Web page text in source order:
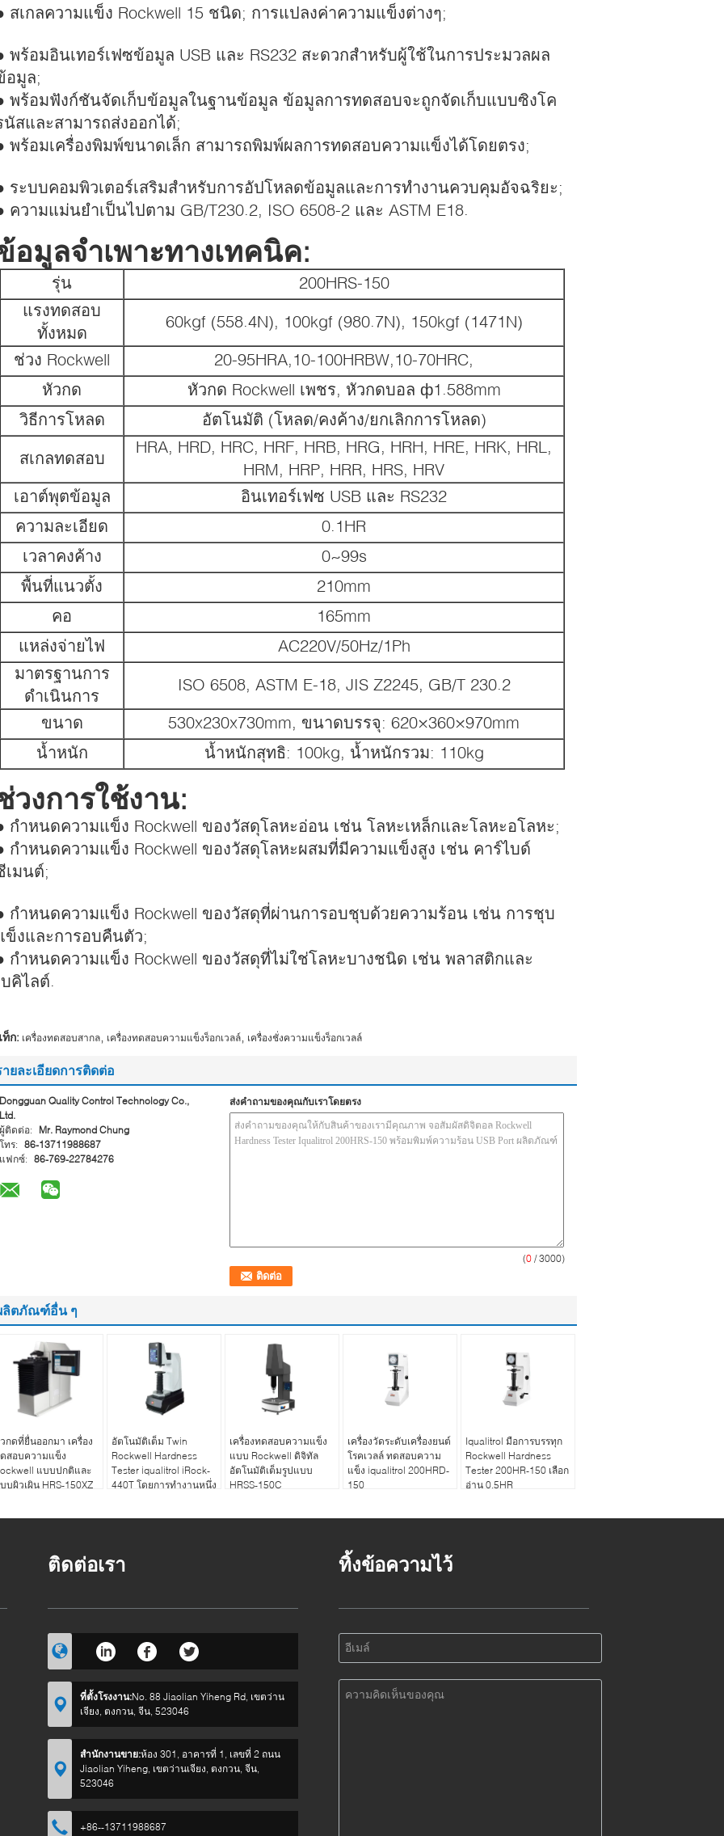
สเกลความแข็ง Rockwell 15 ชนิด; การแปลงค่าความแข็งต่างๆ;
พร้อมอินเทอร์เฟซข้อมูล USB และ RS232 สะดวกสำหรับผู้ใช้ในการประมวลผล
อมูล;
พร้อมฟังก์ชันจัดเก็บข้อมูลในฐานข้อมูล ข้อมูลการทดสอบจะถูกจัดเก็บแบบซิงโค
นัสและสามารถส่งออกได้;
พร้อมเครื่องพิมพ์ขนาดเล็ก สามารถพิมพ์ผลการทดสอบความแข็งได้โดยตรง;
ระบบคอมพิวเตอร์เสริมสำหรับการอัปโหลดข้อมูลและการทำงานควบคุมอัจฉริยะ;
ความแม่นยำเป็นไปตาม GB/T230.2, ISO 6508-2 และ ASTM E18.
อมูลจำเพาะทางเทคนิค:
รุ่น
200HRS-150
แรงทดสอบ
ทั้งหมด
60kgf (558.4N), 100kgf (980.7N), 150kgf (1471N)
ช่วง Rockwell
20-95HRA,10-100HRBW,10-70HRC,
หัวกด
หัวกด Rockwell เพชร, หัวกดบอล ф1.588mm
วิธีการโหลด
อัตโนมัติ (โหลด/คงค้าง/ยกเลิกการโหลด)
สเกลทดสอบ
HRA, HRD, HRC, HRF, HRB, HRG, HRH, HRE, HRK, HRL,
HRM, HRP, HRR, HRS, HRV
เอาต์พุตข้อมูล
อินเทอร์เฟซ USB และ RS232
ความละเอียด
0.1HR
เวลาคงค้าง
0~99s
พื้นที่แนวตั้ง
210mm
คอ
165mm
แหล่งจ่ายไฟ
AC220V/50Hz/1Ph
มาตรฐานการ
ดำเนินการ
ISO 6508, ASTM E-18, JIS Z2245, GB/T 230.2
ขนาด
530x230x730mm, ขนาดบรรจุ: 620×360×970mm
น้ำหนัก
น้ำหนักสุทธิ: 100kg, น้ำหนักรวม: 110kg
วงการใช้งาน:
กำหนดความแข็ง Rockwell ของวัสดุโลหะอ่อน เช่น โลหะเหล็กและโลหะอโลหะ;
กำหนดความแข็ง Rockwell ของวัสดุโลหะผสมที่มีความแข็งสูง เช่น คาร์ไบด์
เมนต์;
กำหนดความแข็ง Rockwell ของวัสดุที่ผ่านการอบชุบด้วยความร้อน เช่น การชุบ
ข็งและการอบคืนตัว;
กำหนดความแข็ง Rockwell ของวัสดุที่ไม่ใช่โลหะบางชนิด เช่น พลาสติกและ
บคิไลต์.
ก: เครื่องทดสอบสากล เครื่องทดสอบความแข็งร็อกเวลล์ เครื่องชั่งความแข็งร็อกเวลล์
ายละเอียดการติดต่อ
Dongguan Quality Control Technology Co.,
Ltd.
ผู้ติดต่อ:
Mr. Raymond Chung
โทร: 86-13711988687
แฟกซ์: 86-769-22784276
ส่งคำถามของคุณกับเราโดยตรง
(0 / 3000)
ลิตภัณฑ์อื่น ๆ
กดที่ยื่นออกมา เครื่อง
สอบความแข็ง
แบบปกติและ
บผิวเผิน HRS-150XZ
อัตโนมัติเต็ม Twin
Rockwell Hardness
Tester iqualitrol iRock-
440T โดยการทํางานหนึ่ง
เครื่องทดสอบความแข็ง
แบบ Rockwell ดิจิทัล
อัตโนมัติเต็มรูปแบบ
HRSS-150C
เครื่องวัดระดับเครื่องยนต์
โรคเวลล์ ทดสอบความ
แข็ง iqualitrol 200HRD-
150
Iqualitrol มือการบรรทุก
Rockwell Hardness
Tester 200HR-150 เลือก
อ่าน 0.5HR
ติดต่อเรา
ที่ตั้งโรงงาน:No. 88 Jiaolian Yiheng Rd, เขตว่าน
เจียง, ตงกวน, จีน, 523046
สำนักงานขาย:ห้อง 301, อาคารที่ 1, เลขที่ 2 ถนน
Jiaolian Yiheng, เขตว่านเจียง, ตงกวน, จีน,
523046
+86--13711988687
ทิ้งข้อความไว้